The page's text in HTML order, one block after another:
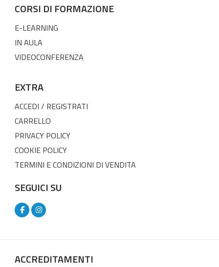
CORSI DI FORMAZIONE
E-LEARNING
IN AULA
VIDEOCONFERENZA
EXTRA
ACCEDI / REGISTRATI
CARRELLO
PRIVACY POLICY
COOKIE POLICY
TERMINI E CONDIZIONI DI VENDITA
SEGUICI SU
ACCREDITAMENTI